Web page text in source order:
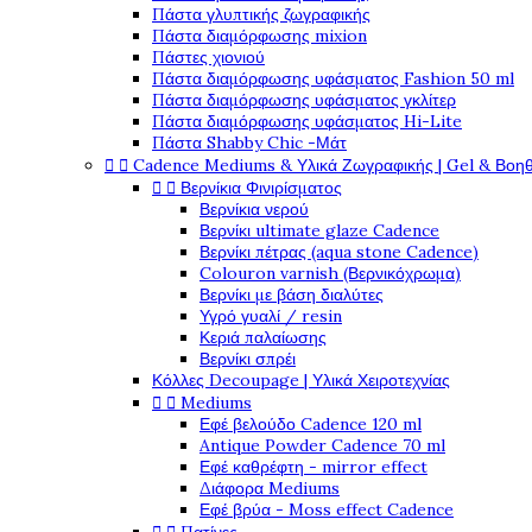
Πάστα γλυπτικής ζωγραφικής
Πάστα διαμόρφωσης mixion
Πάστες χιονιού
Πάστα διαμόρφωσης υφάσματος Fashion 50 ml
Πάστα διαμόρφωσης υφάσματος γκλίτερ
Πάστα διαμόρφωσης υφάσματος Hi-Lite
Πάστα Shabby Chic -Μάτ
  Cadence Mediums & Υλικά Ζωγραφικής | Gel &
  Βερνίκια Φινιρίσματος
Βερνίκια νερού
Βερνίκι ultimate glaze Cadence
Βερνίκι πέτρας (aqua stone Cadence)
Colouron varnish (Βερνικόχρωμα)
Βερνίκι με βάση διαλύτες
Υγρό γυαλί / resin
Κεριά παλαίωσης
Βερνίκι σπρέι
Κόλλες Decoupage | Υλικά Χειροτεχνίας
  Mediums
Εφέ βελούδο Cadence 120 ml
Antique Powder Cadence 70 ml
Εφέ καθρέφτη - mirror effect
Διάφορα Mediums
Εφέ βρύα - Moss effect Cadence